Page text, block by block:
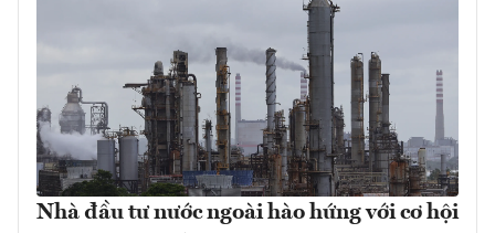
Nhà đầu tư nước ngoài hào hứng với cơ hội